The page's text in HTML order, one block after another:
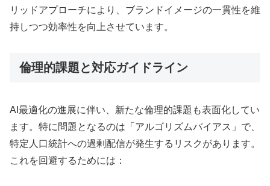
リッドアプローチにより、ブランドイメージの一貫性を維
持しつつ効率性を向上させています。
倫理的課題と対応ガイドライン
AI最適化の進展に伴い、新たな倫理的課題も表面化してい
ます。特に問題となるのは「アルゴリズムバイアス」で、
特定人口統計への過剰配信が発生するリスクがあります。
これを回避するためには：